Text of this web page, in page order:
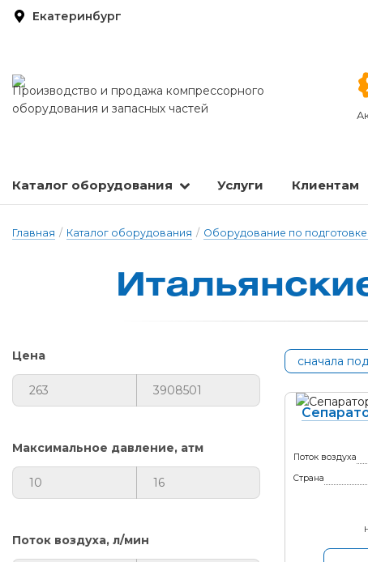
Екатеринбург
Производство и продажа компрессорного
оборудования и запасных частей
Каталог оборудования Услуги Клиентам
Главная / Каталог оборудования / Оборудование по подготовке
Цена
Максимальное давление, атм
Поток воздуха, л/мин
сначала
Поток воздуха
Страна